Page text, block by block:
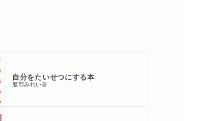
自分をたいせつにする本
服部みれい著